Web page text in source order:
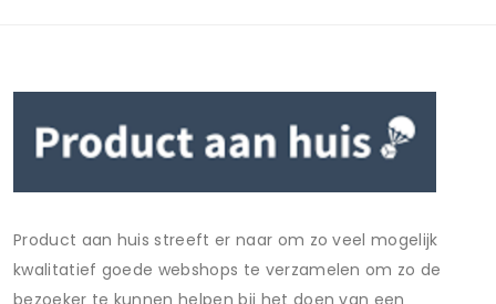
Product aan huis streeft er naar om zo veel mogelijk
kwalitatief goede webshops te verzamelen om zo de
bezoeker te kunnen helpen bij het doen van een